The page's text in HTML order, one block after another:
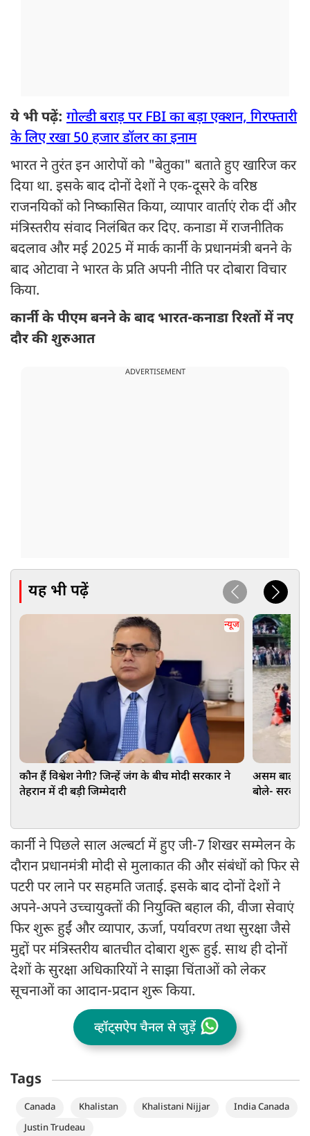
ये भी पढ़ें: गोल्डी बराड़ पर FBI का बड़ा एक्शन, गिरफ्तारी
के लिए रखा 50 हजार डॉलर का इनाम
भारत ने तुरंत इन आरोपों को "बेतुका" बताते हुए खारिज कर
दिया था. इसके बाद दोनों देशों ने एक-दूसरे के वरिष्ठ
राजनयिकों को निष्कासित किया, व्यापार वार्ताएं रोक दीं और
मंत्रिस्तरीय संवाद निलंबित कर दिए. कनाडा में राजनीतिक
बदलाव और मई 2025 में मार्क कार्नी के प्रधानमंत्री बनने के
बाद ओटावा ने भारत के प्रति अपनी नीति पर दोबारा विचार
किया.
कार्नी के पीएम बनने के बाद भारत-कनाडा रिश्तों में नए
दौर की शुरुआत
ADVERTISEMENT
यह भी पढ़ें
न्यूज
कौन हैं विश्वेश नेगी? जिन्हें जंग के बीच मोदी सरकार ने
तेहरान में दी बड़ी जिम्मेदारी
असम बाढ़:
बोले-
कार्नी ने पिछले साल अल्बर्टा में हुए जी-7 शिखर सम्मेलन के
दौरान प्रधानमंत्री मोदी से मुलाकात की और संबंधों को फिर से
पटरी पर लाने पर सहमति जताई. इसके बाद दोनों देशों ने
अपने-अपने उच्चायुक्तों की नियुक्ति बहाल की, वीजा सेवाएं
फिर शुरू हुईं और व्यापार, ऊर्जा, पर्यावरण तथा सुरक्षा जैसे
मुद्दों पर मंत्रिस्तरीय बातचीत दोबारा शुरू हुई. साथ ही दोनों
देशों के सुरक्षा अधिकारियों ने साझा चिंताओं को लेकर
सूचनाओं का आदान-प्रदान शुरू किया.
व्हॉट्सऐप चैनल से जुड़ें
Tags
Canada Khalistan Khalistani Nijjar
India Canada
Justin Trudeau